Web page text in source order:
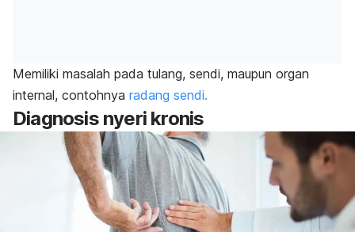
Memiliki masalah pada tulang, sendi, maupun organ
internal, contohnya radang sendi.
Diagnosis nyeri kronis